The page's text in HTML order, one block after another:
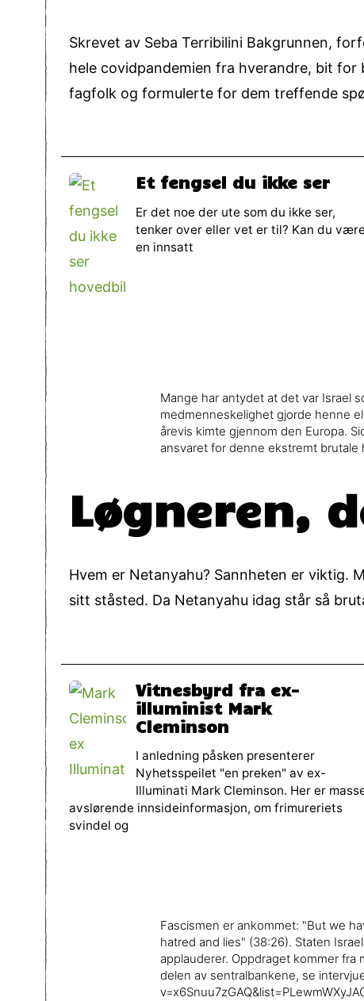
Skrevet av Seba Terribilini Bakgrunnen,
hele covidpandemien fra hverandre, bit
fagfolk og formulerte for dem treffende
Et fengsel du ikke ser
Er det noe der ute som du ikke ser,
tenker over eller vet er til? Kan du være
en innsatt
Mange har antydet at det var Israel
medmenneskelighet gjorde henne
årevis kimte gjennom den Europa.
ansvaret for denne ekstremt brutale
Løgneren,
Hvem er Netanyahu? Sannheten er viktig.
sitt ståsted. Da Netanyahu idag står så
Vitnesbyrd fra ex-
illuminist Mark
Cleminson
I anledning påsken presenterer
Nyhetsspeilet "en preken" av ex-
Illuminati Mark Cleminson. Her er
avslørende innsideinformasjon, om frimureriets
svindel og
Fascismen er ankommet: "But we
hatred and lies" (38:26). Staten
applauderer. Oppdraget kommer
delen av sentralbankene, se